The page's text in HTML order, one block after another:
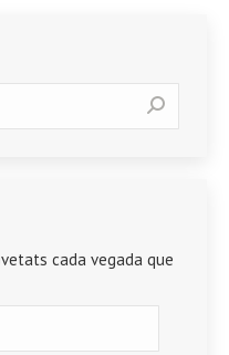
cada vegada que